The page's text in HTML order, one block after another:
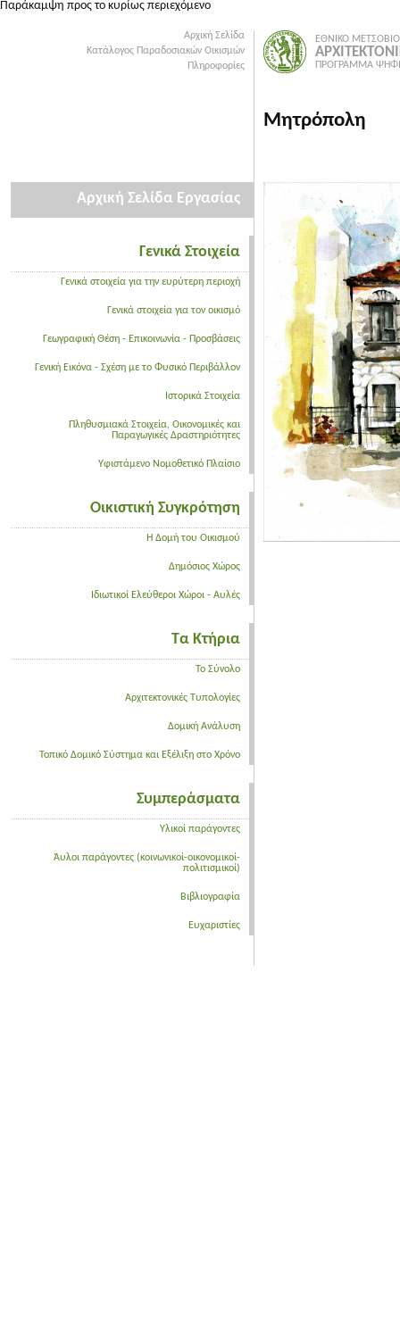
Παράκαμψη προς το κυρίως περιεχόμενο
Αρχική Σελίδα
Κατάλογος Παραδοσιακών Οικισμών
Πληροφορίες
Αρχική Σελίδα Εργασίας
Γενικά Στοιχεία
Γενικά στοιχεία για την ευρύτερη περιοχή
Γενικά στοιχεία για τον οικισμό
Γεωγραφική Θέση - Επικοινωνία - Προσβάσεις
Γενική Εικόνα - Σχέση με το Φυσικό Περιβάλλον
Ιστορικά Στοιχεία
Πληθυσμιακά Στοιχεία, Οικονομικές και
Παραγωγικές Δραστηριότητες
Υφιστάμενο Νομοθετικό Πλαίσιο
Οικιστική Συγκρότηση
Η Δομή του Οικισμού
Δημόσιος Χώρος
Ιδιωτικοί Ελεύθεροι Χώροι - Αυλές
Τα Κτήρια
Το Σύνολο
Αρχιτεκτονικές Τυπολογίες
Δομική Ανάλυση
Τοπικό Δομικό Σύστημα και Εξέλιξη στο Χρόνο
Συμπεράσματα
Υλικοί παράγοντες
Άυλοι παράγοντες (κοινωνικοί-οικονομικοί-
πολιτισμικοί)
Βιβλιογραφία
Ευχαριστίες
ΕΘΝΙΚΟ
ΠΡΟΓΡΑΜΜΑ
Μητρόπολη